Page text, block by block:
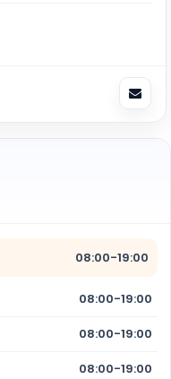
08:00-19:00
08:00-19:00
08:00-19:00
08:00-19:00